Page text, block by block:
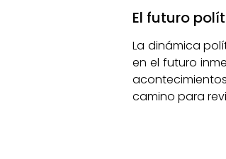
El futuro
La dinámica
en el futuro
camino para